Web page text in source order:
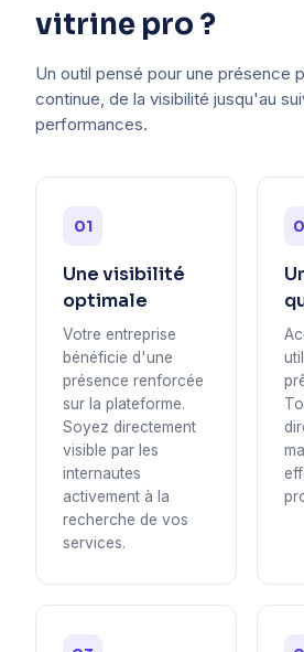
vitrine pro ?
Un outil pensé pour une présence
continue, de la visibilité jusqu'au
performances.
01
Une visibilité
optimale
Votre entreprise
bénéficie d'une
présence renforcée
sur la plateforme.
Soyez directement
visible par les
internautes
activement à la
recherche de vos
services.